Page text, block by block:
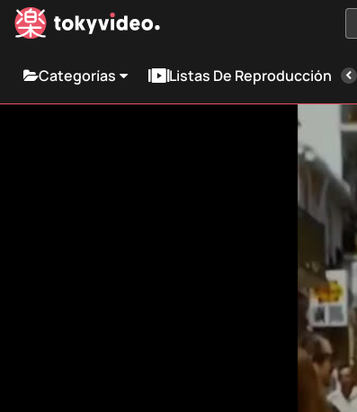
Categorías Listas De Reproducción